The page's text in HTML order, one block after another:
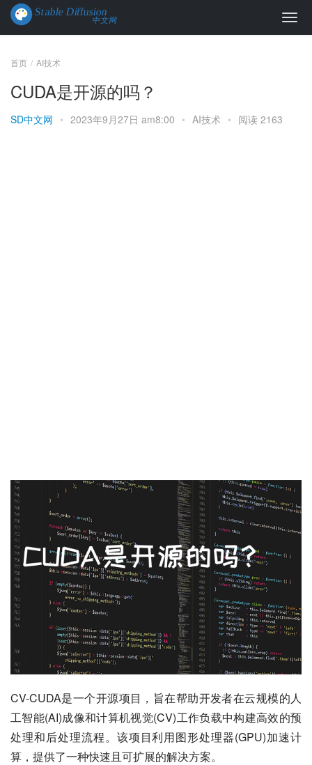
首页 AI技术
CUDA是开源的吗？
SD中文网 • 2023年9月27日 am8:00 • AI技术 • 阅读 2163
CV-CUDA是一个开源项目，旨在帮助开发者在云规模的人
工智能(AI)成像和计算机视觉(CV)工作负载中构建高效的预
处理和后处理流程。该项目利用图形处理器(GPU)加速计
算，提供了一种快速且可扩展的解决方案。